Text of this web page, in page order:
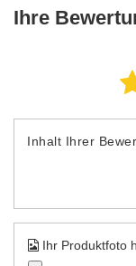
Ihre
Inhalt Ihrer
Ihr Produktfoto